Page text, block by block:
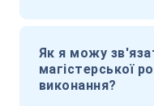
Як я можу
магістерської
виконання?